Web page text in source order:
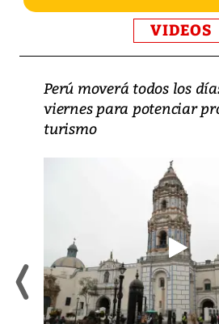
VIDEOS
Perú moverá todos los
viernes para potenciar
turismo